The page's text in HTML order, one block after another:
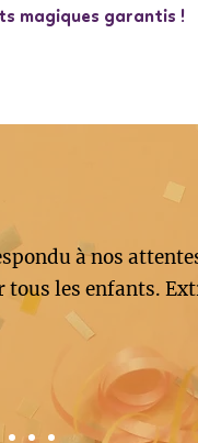
magiques garantis !
à nos
tous les enfants.